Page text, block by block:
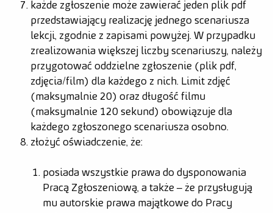
każde zgłoszenie może zawierać jeden plik pdf
przedstawiający realizację jednego scenariusza
lekcji, zgodnie z zapisami powyżej. W przypadku
zrealizowania większej liczby scenariuszy, należy
przygotować oddzielne zgłoszenie (plik pdf,
zdjęcia/film) dla każdego z nich. Limit zdjęć
(maksymalnie 20) oraz długość filmu
(maksymalnie 120 sekund) obowiązuje dla
każdego zgłoszonego scenariusza osobno.
złożyć oświadczenie, że:
posiada wszystkie prawa do dysponowania
Pracą Zgłoszeniową, a także – że przysługują
mu autorskie prawa majątkowe do Pracy